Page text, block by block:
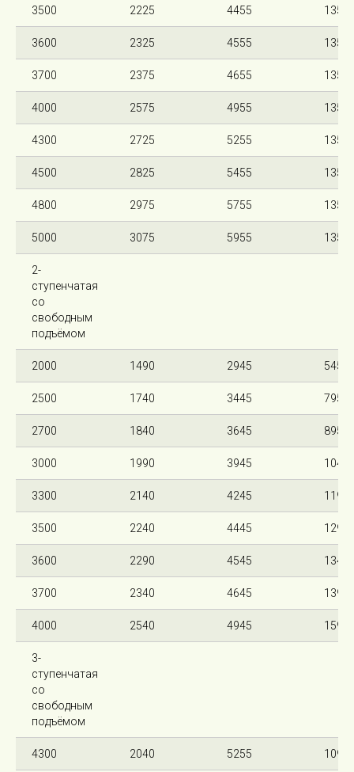
3500 2225 4455 135
3600 2325 4555 135
3700 2375 4655 135
4000 2575 4955 135
4300 2725 5255 135
4500 2825 5455 135
4800 2975 5755 135
5000 3075 5955 135
2-
ступенчатая
со
свободным
подъёмом
2000 1490 2945 545
2500 1740 3445 795
2700 1840 3645 895
3000 1990 3945 1045
3300 2140 4245 1195
3500 2240 4445 1295
3600 2290 4545 1345
3700 2340 4645 1395
4000 2540 4945 1595
3-
ступенчатая
со
свободным
подъёмом
4300 2040 5255 1095